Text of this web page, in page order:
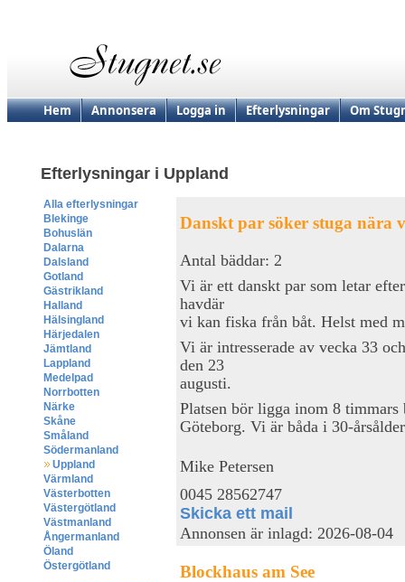
Hem Annonsera Logga in Efterlysningar Om
Efterlysningar i Uppland
Alla efterlysningar
Blekinge
Bohuslän
Dalarna
Dalsland
Gotland
Gästrikland
Halland
Hälsingland
Härjedalen
Jämtland
Lappland
Medelpad
Norrbotten
Närke
Skåne
Småland
Södermanland
Uppland
Värmland
Västerbotten
Västergötland
Västmanland
Ångermanland
Öland
Östergötland
Danskt par söker stuga nära
Antal bäddar: 2
Vi är ett danskt par som letar
havdär
vi kan fiska från båt. Helst med
Vi är intresserade av vecka 33
den 23
augusti.
Platsen bör ligga inom 8
Göteborg. Vi är båda i 30-
Mike Petersen
0045 28562747
Skicka ett mail
Annonsen är inlagd: 2026-08-04
Blockhaus am See